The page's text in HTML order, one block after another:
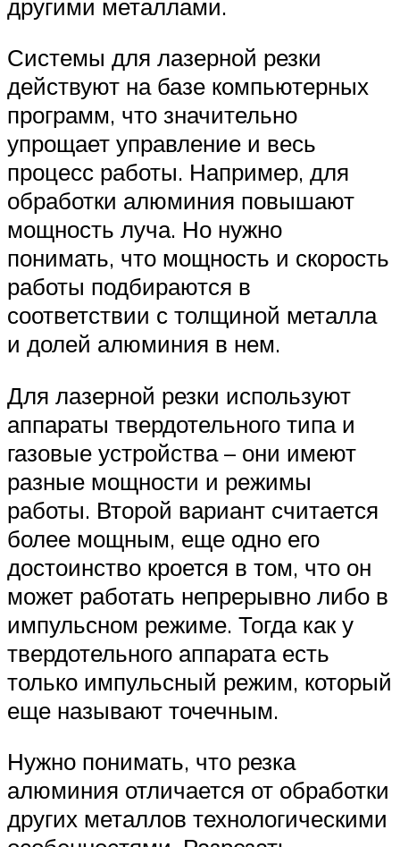
другими металлами.
Системы для лазерной резки
действуют на базе компьютерных
программ, что значительно
упрощает управление и весь
процесс работы. Например, для
обработки алюминия повышают
мощность луча. Но нужно
понимать, что мощность и скорость
работы подбираются в
соответствии с толщиной металла
и долей алюминия в нем.
Для лазерной резки используют
аппараты твердотельного типа и
газовые устройства – они имеют
разные мощности и режимы
работы. Второй вариант считается
более мощным, еще одно его
достоинство кроется в том, что он
может работать непрерывно либо в
импульсном режиме. Тогда как у
твердотельного аппарата есть
только импульсный режим, который
еще называют точечным.
Нужно понимать, что резка
алюминия отличается от обработки
других металлов технологическими